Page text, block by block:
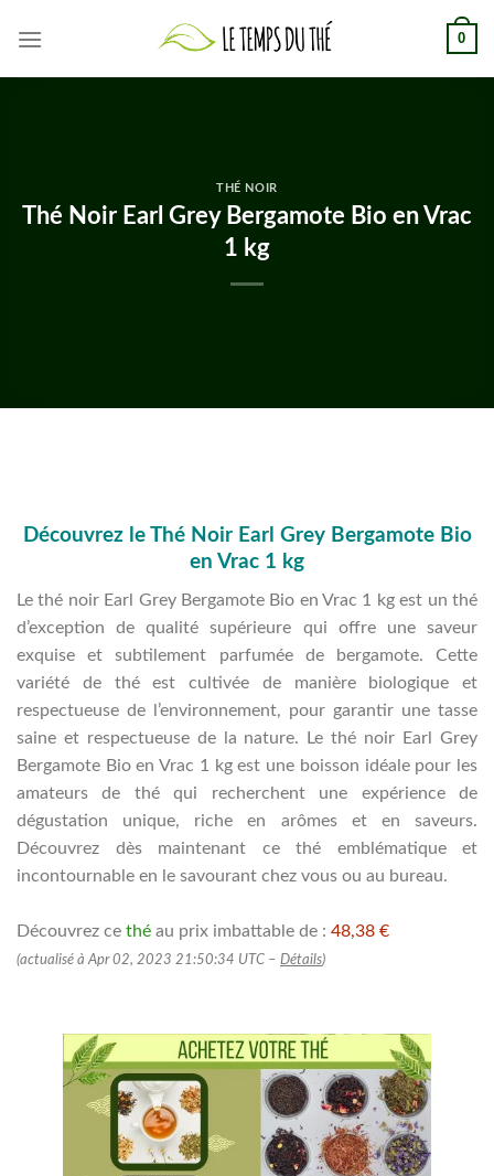
0
THÉ NOIR
Thé Noir Earl Grey Bergamote Bio en Vrac
1 kg
Découvrez le Thé Noir Earl Grey Bergamote Bio
en Vrac 1 kg
Le thé noir Earl Grey Bergamote Bio en Vrac 1 kg est un thé
d’exception de qualité supérieure qui offre une saveur
exquise et subtilement parfumée de bergamote. Cette
variété de thé est cultivée de manière biologique et
respectueuse de l’environnement, pour garantir une tasse
saine et respectueuse de la nature. Le thé noir Earl Grey
Bergamote Bio en Vrac 1 kg est une boisson idéale pour les
amateurs de thé qui recherchent une expérience de
dégustation unique, riche en arômes et en saveurs.
Découvrez dès maintenant ce thé emblématique et
incontournable en le savourant chez vous ou au bureau.
Découvrez ce thé au prix imbattable de : 48,38 €
(actualisé à Apr 02, 2023 21:50:34 UTC – Détails)